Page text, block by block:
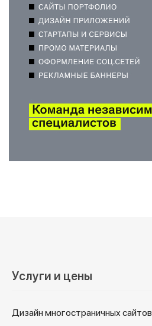
Услуги и цены
Дизайн многостраничных сайтов